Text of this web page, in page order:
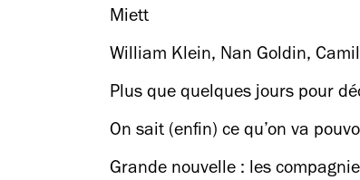
Miett
William Klein, Nan Goldin,
Plus que quelques jours pour
On sait (enfin) ce qu’on va
Grande nouvelle : les